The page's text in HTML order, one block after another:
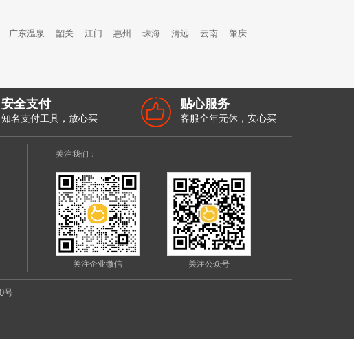
广东温泉 韶关 江门 惠州 珠海 清远 云南
肇庆
安全支付
知名支付工具，放心买
贴心服务
客服全年无休，安心买
关注我们：
关注企业微信 关注公众号
号